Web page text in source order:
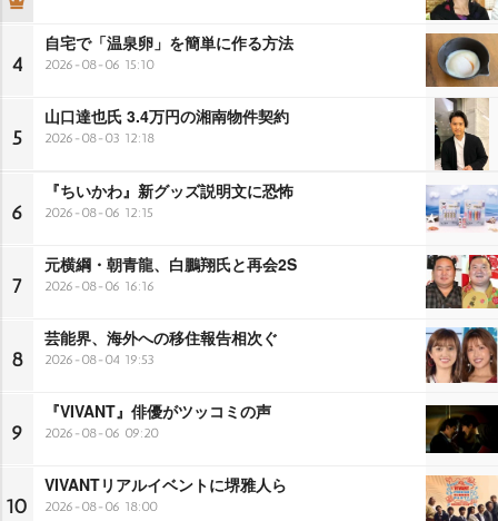
4
自宅で「温泉卵」を簡単に作る方法
2026-08-06 15:10
5
山口達也氏 3.4万円の湘南物件契約
2026-08-03 12:18
6
『ちいかわ』新グッズ説明文に恐怖
2026-08-06 12:15
7
元横綱・朝青龍、白鵬翔氏と再会2S
2026-08-06 16:16
8
芸能界、海外への移住報告相次ぐ
2026-08-04 19:53
9
『VIVANT』俳優がツッコミの声
2026-08-06 09:20
10
VIVANTリアルイベントに堺雅人ら
2026-08-06 18:00